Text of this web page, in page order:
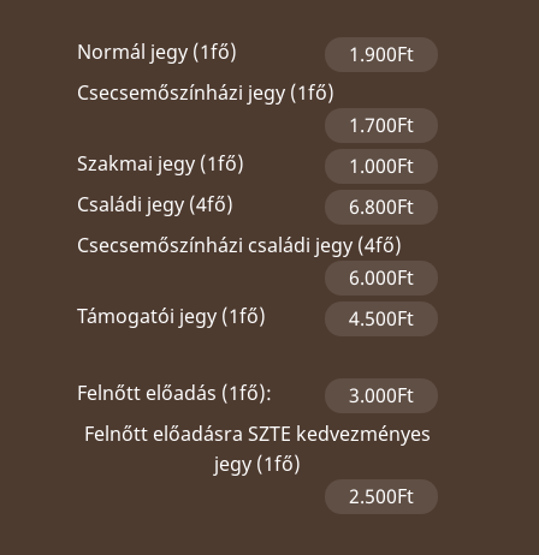
Normál jegy (1fő)
1.900Ft
Csecsemőszínházi jegy (1fő)
1.700Ft
Szakmai jegy (1fő)
1.000Ft
Családi jegy (4fő)
6.800Ft
Csecsemőszínházi családi jegy (4fő)
6.000Ft
Támogatói jegy (1fő)
4.500Ft
Felnőtt előadás (1fő):
3.000Ft
Felnőtt előadásra SZTE kedvezményes
jegy (1fő)
2.500Ft